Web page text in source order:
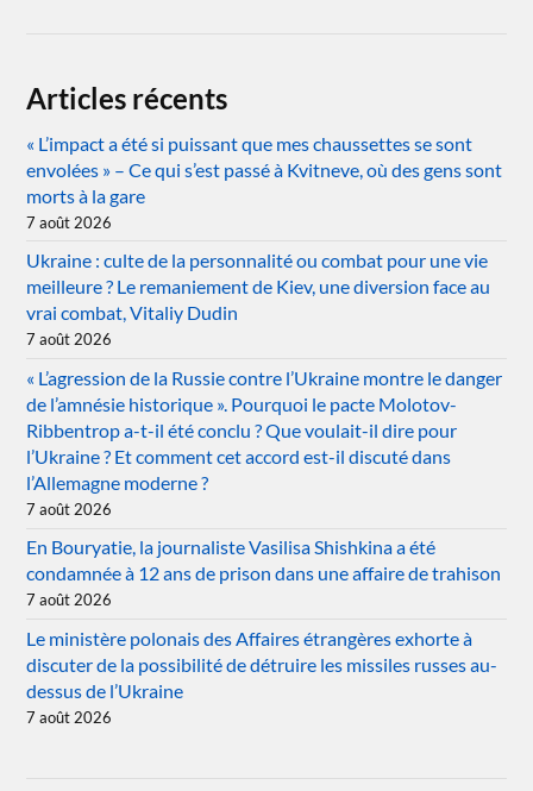
Articles récents
« L’impact a été si puissant que mes chaussettes se sont
envolées » – Ce qui s’est passé à Kvitneve, où des gens sont
morts à la gare
7 août 2026
Ukraine : culte de la personnalité ou combat pour une vie
meilleure ? Le remaniement de Kiev, une diversion face au
vrai combat, Vitaliy Dudin
7 août 2026
« L’agression de la Russie contre l’Ukraine montre le danger
de l’amnésie historique ». Pourquoi le pacte Molotov-
Ribbentrop a-t-il été conclu ? Que voulait-il dire pour
l’Ukraine ? Et comment cet accord est-il discuté dans
l’Allemagne moderne ?
7 août 2026
En Bouryatie, la journaliste Vasilisa Shishkina a été
condamnée à 12 ans de prison dans une affaire de trahison
7 août 2026
Le ministère polonais des Affaires étrangères exhorte à
discuter de la possibilité de détruire les missiles russes au-
dessus de l’Ukraine
7 août 2026